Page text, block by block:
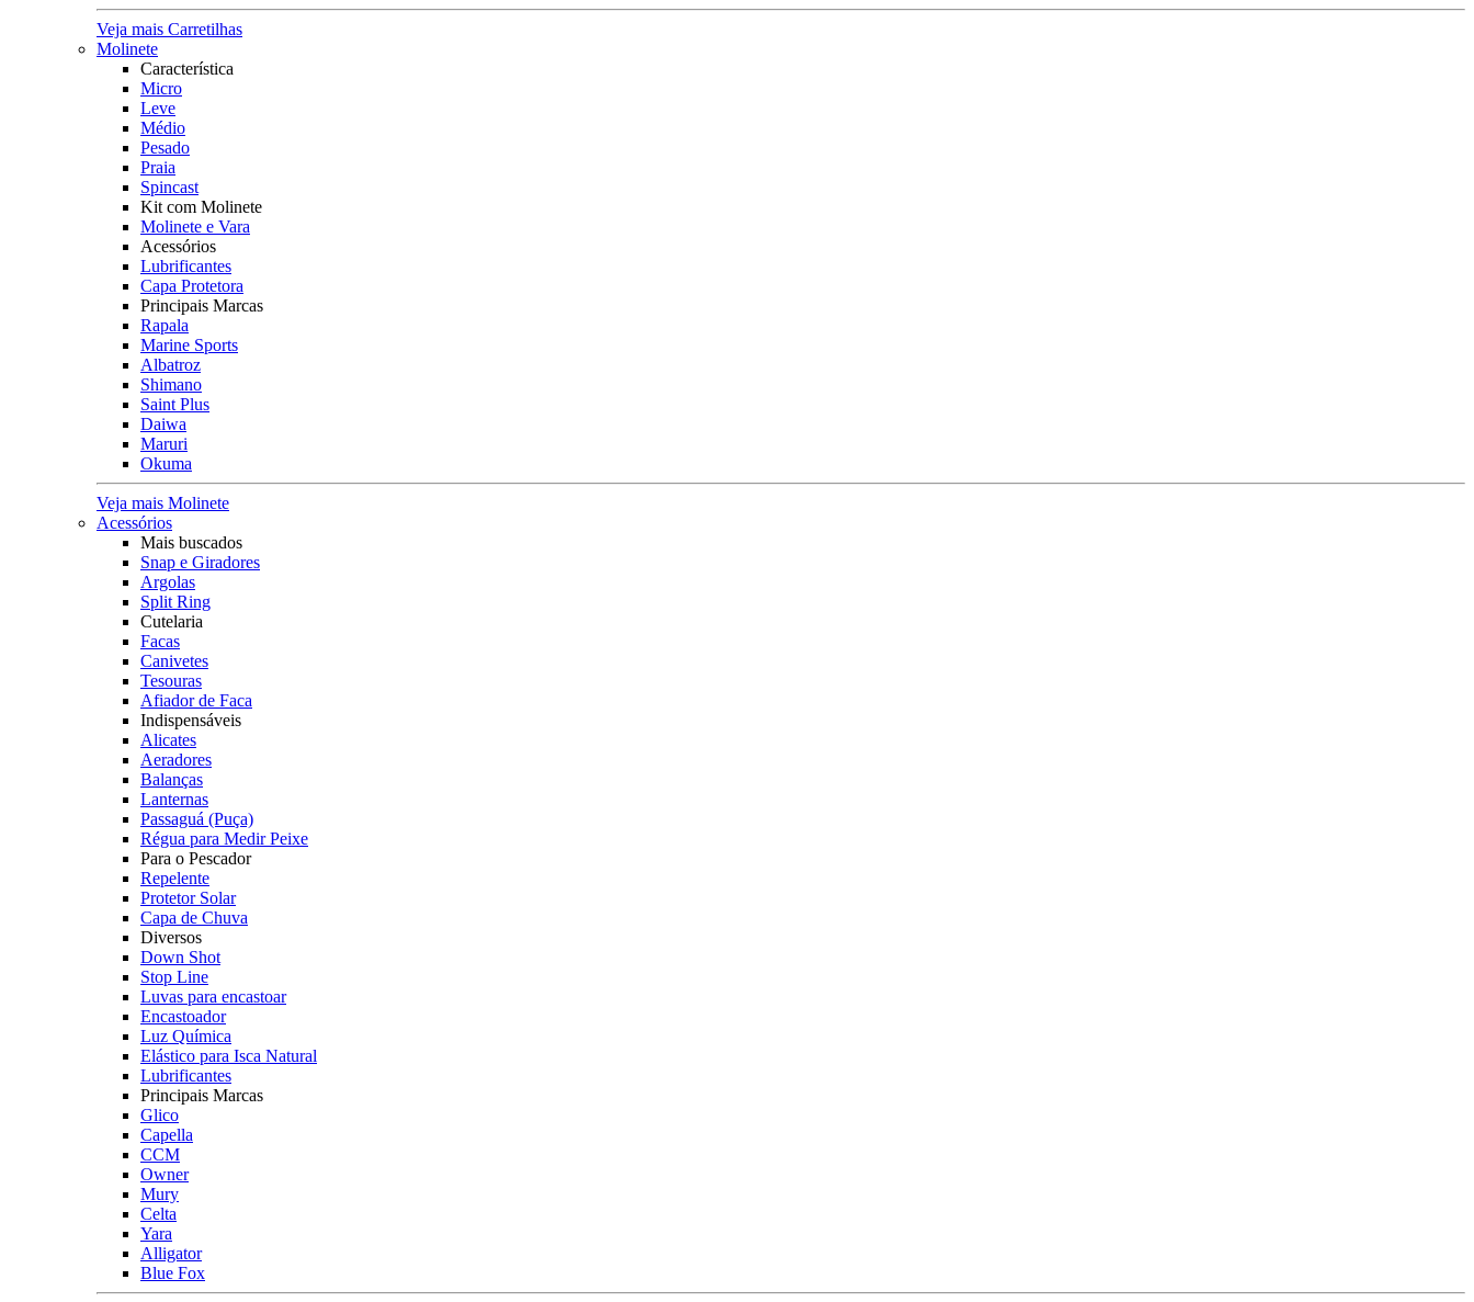
Veja mais Carretilhas
Molinete
Característica
Micro
Leve
Médio
Pesado
Praia
Spincast
Kit com Molinete
Molinete e Vara
Acessórios
Lubrificantes
Capa Protetora
Principais Marcas
Rapala
Marine Sports
Albatroz
Shimano
Saint Plus
Daiwa
Maruri
Okuma
Veja mais Molinete
Acessórios
Mais buscados
Snap e Giradores
Argolas
Split Ring
Cutelaria
Facas
Canivetes
Tesouras
Afiador de Faca
Indispensáveis
Alicates
Aeradores
Balanças
Lanternas
Passaguá (Puça)
Régua para Medir Peixe
Para o Pescador
Repelente
Protetor Solar
Capa de Chuva
Diversos
Down Shot
Stop Line
Luvas para encastoar
Encastoador
Luz Química
Elástico para Isca Natural
Lubrificantes
Principais Marcas
Glico
Capella
CCM
Owner
Mury
Celta
Yara
Alligator
Blue Fox